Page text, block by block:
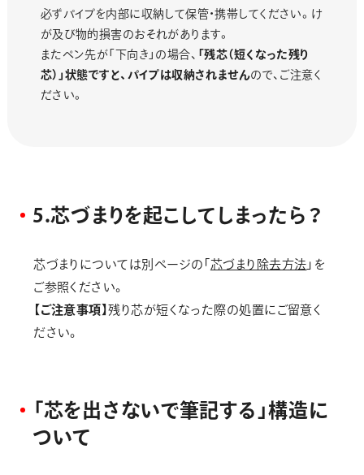
必ずパイプを内部に収納して保管・携帯してください。け
が及び物的損害のおそれがあります。
またペン先が「下向き」の場合、 「残芯（短くなった残り
芯）」状態ですと、パイプは収納されませんので、ご注意く
ださい。
5.芯づ ま りを起こ して し まった ら ？
芯づまりについては別ページの「 芯づまり除去方法 」を
ご参照ください。
【ご注意事項】残り芯が短くなった際の処置にご留意く
ださい。
「 芯を出 さ ないで筆記する 」構造に
ついて